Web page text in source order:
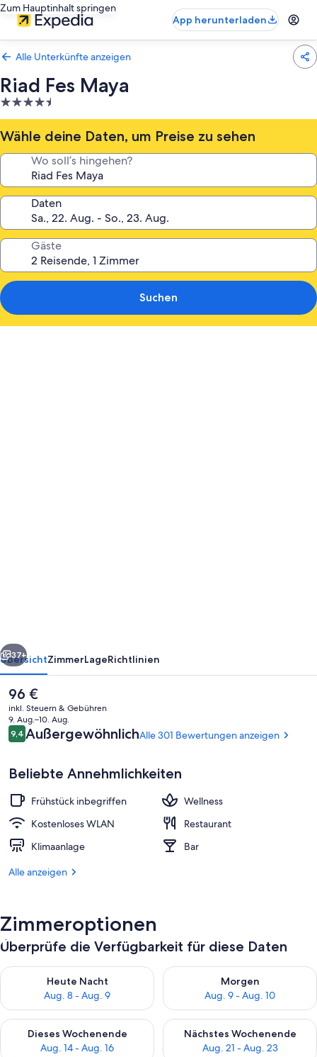
Zum Hauptinhalt springen
App herunterladen
Alle Unterkünfte anzeigen
Riad Fes Maya
4.5-
Sterne-
Unterkunft
Wähle deine Daten, um Preise zu sehen
Wo soll’s hingehen?
Daten
Gäste
Suchen
Lobby
Weiter
37+
ÜbersichtZimmerLageRichtlinien
Der
aktuelle
Preis
beträgt
96 €.
96 €
inkl. Steuern & Gebühren
9. Aug.–10. Aug.
Bewertungen
9,49,4 von 10.
AußergewöhnlichAlle 301 Bewertungen anzeigen
Beliebte Annehmlichkeiten
Frühstück inbegriffen
Wellness
Kostenloses WLAN
Restaurant
Klimaanlage
Bar
Alle anzeigen
Zimmeroptionen
Überprüfe die Verfügbarkeit für diese Daten
Heute Nacht
Aug. 8 - Aug. 9
Überprüfe die Verfügbarkeit für heute Nacht, Aug. 8 - Aug. 9.
Morgen
Aug. 9 - Aug. 10
Überprüfe die Verfügbarkeit
Dieses Wochenende
Aug. 14 - Aug. 16
Überprüfe die Verfügbarkeit für dieses Wochenende, Aug. 14
Nächstes Wochenende
Aug. 21 - Aug. 23
Überprüfe die Verfügbarkeit